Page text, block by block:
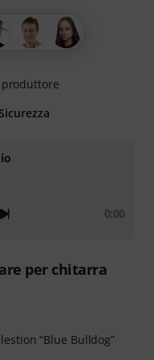
0:00
per chitarra
“Blue Bulldog”